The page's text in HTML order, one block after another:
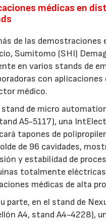
médicas en
de las demostraciones
Sumitomo (SHI)
en varios stands de
con aplicaciones
médico.
stand de micro
A5-5117), una
tapones de
de 96 cavidades,
y estabilidad de
totalmente
médicas de alta
parte, en el stand de
A4, stand A4-4228),